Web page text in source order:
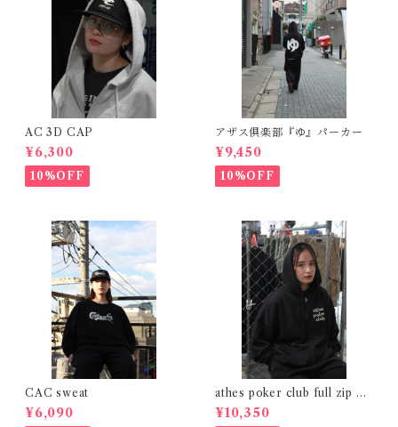
AC 3D CAP
¥6,300
10%OFF
アザス倶楽部『ゆ』パーカー
¥9,450
10%OFF
CAC sweat
¥6,090
athes poker club full zip na
vy
¥10,350